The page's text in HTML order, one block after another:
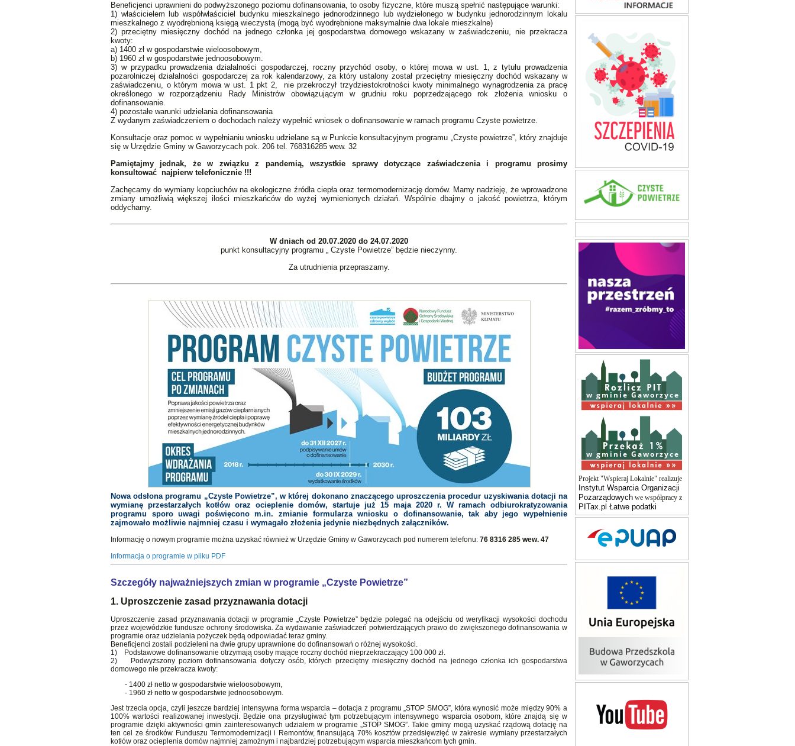
Beneficjenci uprawnieni do podwyższonego poziomu dofinansowania, to osoby fizyczne, które muszą spełnić następujące warunki:
1) właścicielem lub współwłaściciel budynku mieszkalnego jednorodzinnego lub wydzielonego w budynku jednorodzinnym lokalu
mieszkalnego z wyodrębnioną księgą wieczystą (mogą być wyodrębnione maksymalnie dwa lokale mieszkalne)
2) przeciętny miesięczny dochód na jednego członka jej gospodarstwa domowego wskazany w zaświadczeniu, nie przekracza
kwoty:
a) 1400 zł w gospodarstwie wieloosobowym,
b) 1960 zł w gospodarstwie jednoosobowym.
3) w przypadku prowadzenia działalności gospodarczej, roczny przychód osoby, o której mowa w ust. 1, z tytułu prowadzenia
pozarolniczej działalności gospodarczej za rok kalendarzowy, za który ustalony został przeciętny miesięczny dochód wskazany w
zaświadczeniu, o którym mowa w ust. 1 pkt 2, nie przekroczył trzydziestokrotności kwoty minimalnego wynagrodzenia za pracę
określonego w rozporządzeniu Rady Ministrów obowiązującym w grudniu roku poprzedzającego rok złożenia wniosku o
dofinansowanie.
4) pozostałe warunki udzielania dofinansowania
Z wydanym zaświadczeniem o dochodach należy wypełnić wniosek o dofinansowanie w ramach programu Czyste powietrze.
Konsultacje oraz pomoc w wypełnianiu wniosku udzielane są w Punkcie konsultacyjnym programu „Czyste powietrze”, który znajduje
się w Urzędzie Gminy w Gaworzycach pok. 206 tel. 768316285 wew. 32
Pamiętajmy jednak, że w związku z pandemią, wszystkie sprawy dotyczące zaświadczenia i programu prosimy
konsultować najpierw telefonicznie !!!
Zachęcamy do wymiany kopciuchów na ekologiczne źródła ciepła oraz termomodernizację domów. Mamy nadzieję, że wprowadzone
zmiany umożliwią większej ilości mieszkańców do wyżej wymienionych działań. Wspólnie dbajmy o jakość powietrza, którym
oddychamy.
W dniach od 20.07.2020 do 24.07.2020
punkt konsultacyjny programu „ Czyste Powietrze” będzie nieczynny.
Za utrudnienia przepraszamy.
Nowa odsłona programu „Czyste Powietrze”, w której dokonano znaczącego uproszczenia procedur uzyskiwania dotacji na
wymianę przestarzałych kotłów oraz ocieplenie domów, startuje już 15 maja 2020 r. W ramach odbiurokratyzowania
programu sporo uwagi poświęcono m.in. zmianie formularza wniosku o dofinansowanie, tak aby jego wypełnienie
zajmowało możliwie najmniej czasu i wymagało złożenia jedynie niezbędnych załączników.
Informację o nowym programie można uzyskać również w Urzędzie Gminy w Gaworzycach pod numerem telefonu: 76 8316 285 wew. 47
Informacja o programie w pliku PDF
Szczegóły najważniejszych zmian w programie „Czyste Powietrze”
1. Uproszczenie zasad przyznawania dotacji
Uproszczenie zasad przyznawania dotacji w programie „Czyste Powietrze” będzie polegać na odejściu od weryfikacji wysokości dochodu
przez wojewódzkie fundusze ochrony środowiska. Za wydawanie zaświadczeń potwierdzających prawo do zwiększonego dofinansowania w
programie oraz udzielania pożyczek będą odpowiadać teraz gminy.
Beneficjenci zostali podzieleni na dwie grupy uprawnione do dofinansowań o różnej wysokości.
1) Podstawowe dofinansowanie otrzymają osoby mające roczny dochód nieprzekraczający 100 000 zł.
2) Podwyższony poziom dofinansowania dotyczy osób, których przeciętny miesięczny dochód na jednego członka ich gospodarstwa
domowego nie przekracza kwoty:
- 1400 zł netto w gospodarstwie wieloosobowym,
- 1960 zł netto w gospodarstwie jednoosobowym.
Jest trzecia opcja, czyli jeszcze bardziej intensywna forma wsparcia – dotacja z programu „STOP SMOG”, która wynosić może między 90% a
100% wartości realizowanej inwestycji. Będzie ona przysługiwać tym potrzebującym intensywnego wsparcia osobom, które znajdą się w
programie dzięki aktywności gmin zainteresowanych udziałem w programie „STOP SMOG”. Takie gminy mogą uzyskać rządową dotację na
ten cel ze środków Funduszu Termomodernizacji i Remontów, finansującą 70% kosztów przedsięwzięć w zakresie wymiany przestarzałych
kotłów oraz ocieplenia domów najmniej zamożnym i najbardziej potrzebującym wsparcia mieszkańcom tych gmin.
w gminie Gaworzyce
w gminie Gaworzyce
Projekt "Wspieraj Lokalnie" realizuje
Instytut Wsparcia Organizacji
Pozarządowych we współpracy z
PITax.pl Łatwe podatki